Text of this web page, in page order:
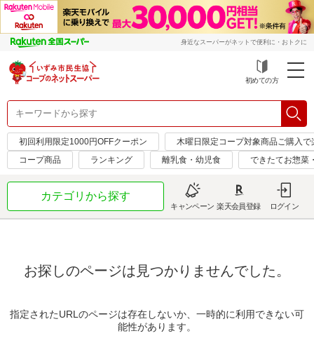
身近なスーパーがネットで便利に・おトクに
初めての方
初回利用限定1000円OFFクーポン
木曜日限定コープ対象商品ご購入
コープ商品
ランキング 離乳食・幼児食 できたてお惣菜
カテゴリから探す
キャンペーン 楽天会員登録 ログイン
お探しのページは見つかりませんでした。
指定されたURLのページは存在しないか、一時的に利用できない可
能性があります。